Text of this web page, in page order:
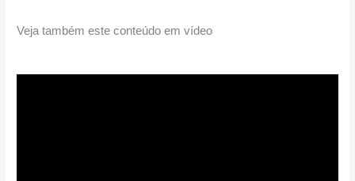
Veja também este conteúdo em vídeo